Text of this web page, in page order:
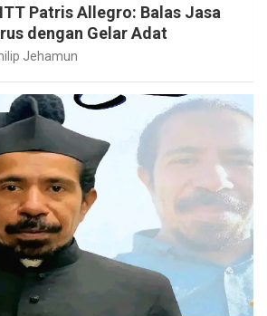
Patris Allegro: Balas Jasa
dengan Gelar Adat
Jehamun